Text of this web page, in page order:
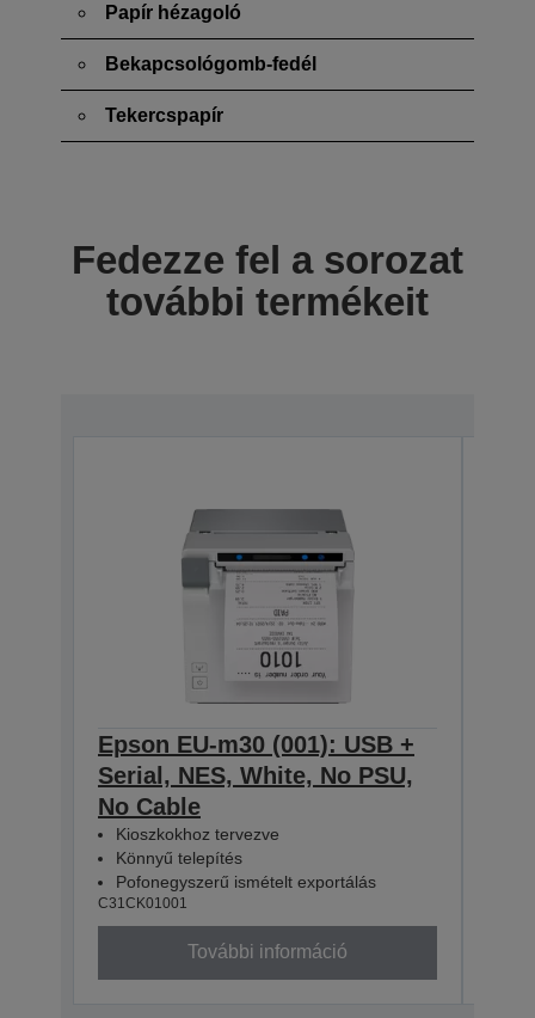
Papír hézagoló
Bekapcsológomb-fedél
Tekercspapír
Fedezze fel a sorozat
további termékeit
Epson EU-m30 (001): USB +
Serial, NES, White, No PSU,
No Cable
Kioszkokhoz tervezve
Könnyű telepítés
Pofonegyszerű ismételt exportálás
C31CK01001
További információ